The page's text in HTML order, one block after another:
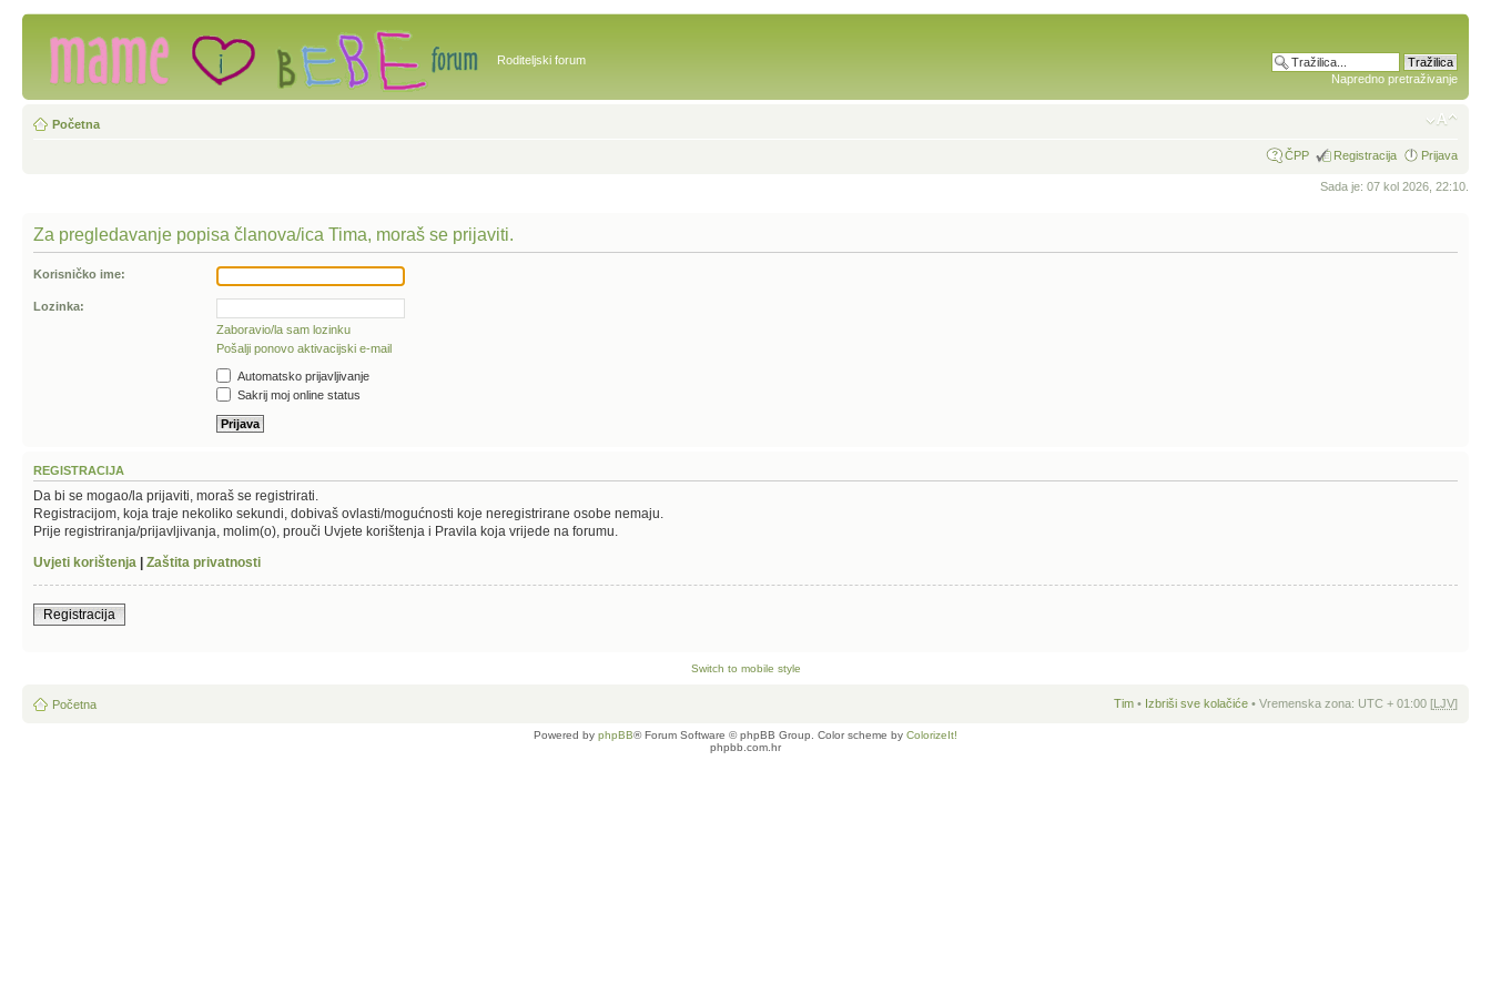
Roditeljski forum
Napredno pretraživanje
Početna
ČPP Registracija Prijava
Sada je: 07 kol 2026, 22:10.
Za pregledavanje popisa članova/ica Tima, moraš se prijaviti.
Korisničko ime:
Lozinka:
Zaboravio/la sam lozinku
Pošalji ponovo aktivacijski e-mail
Automatsko prijavljivanje
Sakrij moj online status
REGISTRACIJA
Da bi se mogao/la prijaviti, moraš se registrirati.
Registracijom, koja traje nekoliko sekundi, dobivaš ovlasti/mogućnosti koje neregistrirane osobe nemaju.
Prije registriranja/prijavljivanja, molim(o), prouči Uvjete korištenja i Pravila koja vrijede na forumu.
Uvjeti korištenja
Zaštita privatnosti
Registracija
Switch to mobile style
Početna Tim • Izbriši sve kolačiće • Vremenska zona: UTC + 01:00 [LJV]
Powered by phpBB® Forum Software © phpBB Group. Color scheme by ColorizeIt!
phpbb.com.hr